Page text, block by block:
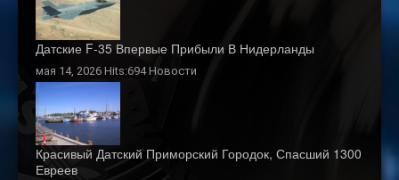
Датские F-35 Впервые Прибыли В Нидерланды
мая 14, 2026 Hits:694Новости
Красивый Датский Приморский Городок, Спасший 1300
Евреев